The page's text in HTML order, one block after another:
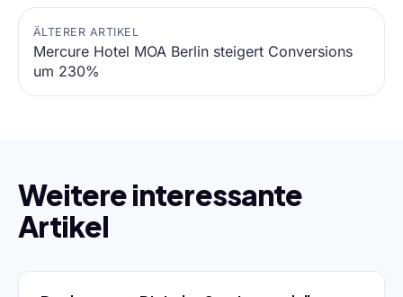
ÄLTERER ARTIKEL
Mercure Hotel MOA Berlin steigert Conversions
um 230%
Weitere interessante
Artikel